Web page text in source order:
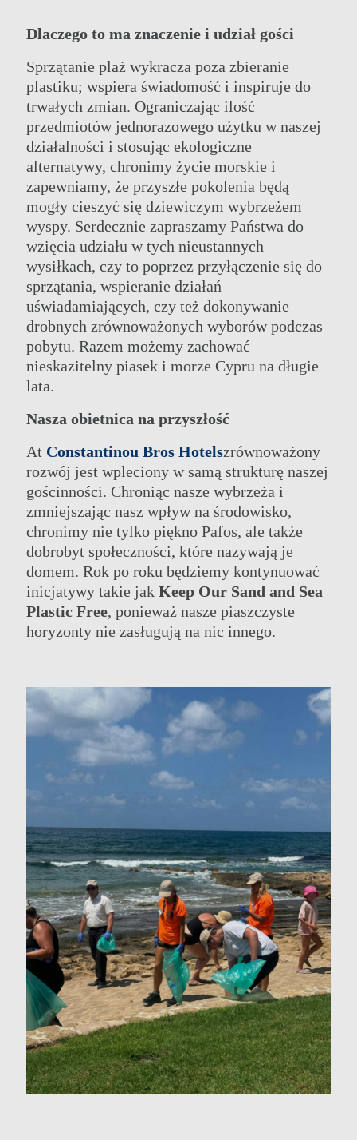
Dlaczego to ma znaczenie i udział gości
Sprzątanie plaż wykracza poza zbieranie
plastiku; wspiera świadomość i inspiruje do
trwałych zmian. Ograniczając ilość
przedmiotów jednorazowego użytku w naszej
działalności i stosując ekologiczne
alternatywy, chronimy życie morskie i
zapewniamy, że przyszłe pokolenia będą
mogły cieszyć się dziewiczym wybrzeżem
wyspy. Serdecznie zapraszamy Państwa do
wzięcia udziału w tych nieustannych
wysiłkach, czy to poprzez przyłączenie się do
sprzątania, wspieranie działań
uświadamiających, czy też dokonywanie
drobnych zrównoważonych wyborów podczas
pobytu. Razem możemy zachować
nieskazitelny piasek i morze Cypru na długie
lata.
Nasza obietnica na przyszłość
At Constantinou Bros Hotelszrównoważony
rozwój jest wpleciony w samą strukturę naszej
gościnności. Chroniąc nasze wybrzeża i
zmniejszając nasz wpływ na środowisko,
chronimy nie tylko piękno Pafos, ale także
dobrobyt społeczności, które nazywają je
domem. Rok po roku będziemy kontynuować
inicjatywy takie jak Keep Our Sand and Sea
Plastic Free, ponieważ nasze piaszczyste
horyzonty nie zasługują na nic innego.